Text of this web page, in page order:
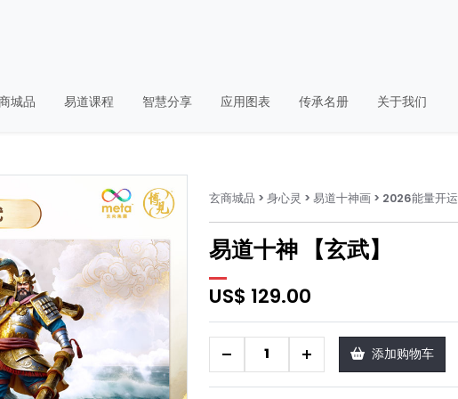
城品 易道课程 智慧分享 应用图表 传承名册 关于我们
玄商城品 > 身心灵 > 易道十神画 > 2026能量开运
易道十神 【玄武】
US$ 129.00
+ 添加购物车